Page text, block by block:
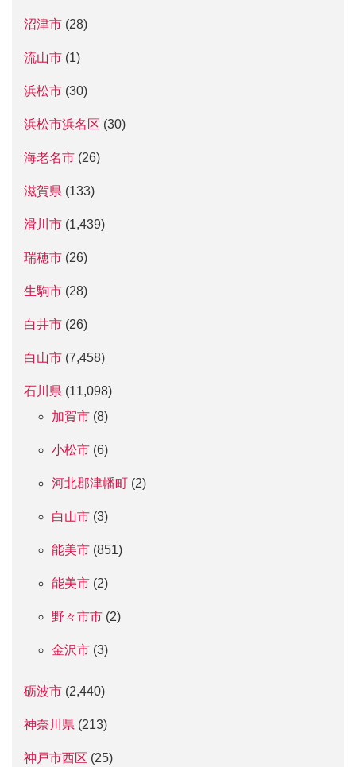
沼津市 (28)
流山市 (1)
浜松市 (30)
浜松市浜名区 (30)
海老名市 (26)
滋賀県 (133)
滑川市 (1,439)
瑞穂市 (26)
生駒市 (28)
白井市 (26)
白山市 (7,458)
石川県 (11,098)
加賀市 (8)
小松市 (6)
河北郡津幡町 (2)
白山市 (3)
能美市 (851)
能美市 (2)
野々市市 (2)
金沢市 (3)
砺波市 (2,440)
神奈川県 (213)
神戸市西区 (25)